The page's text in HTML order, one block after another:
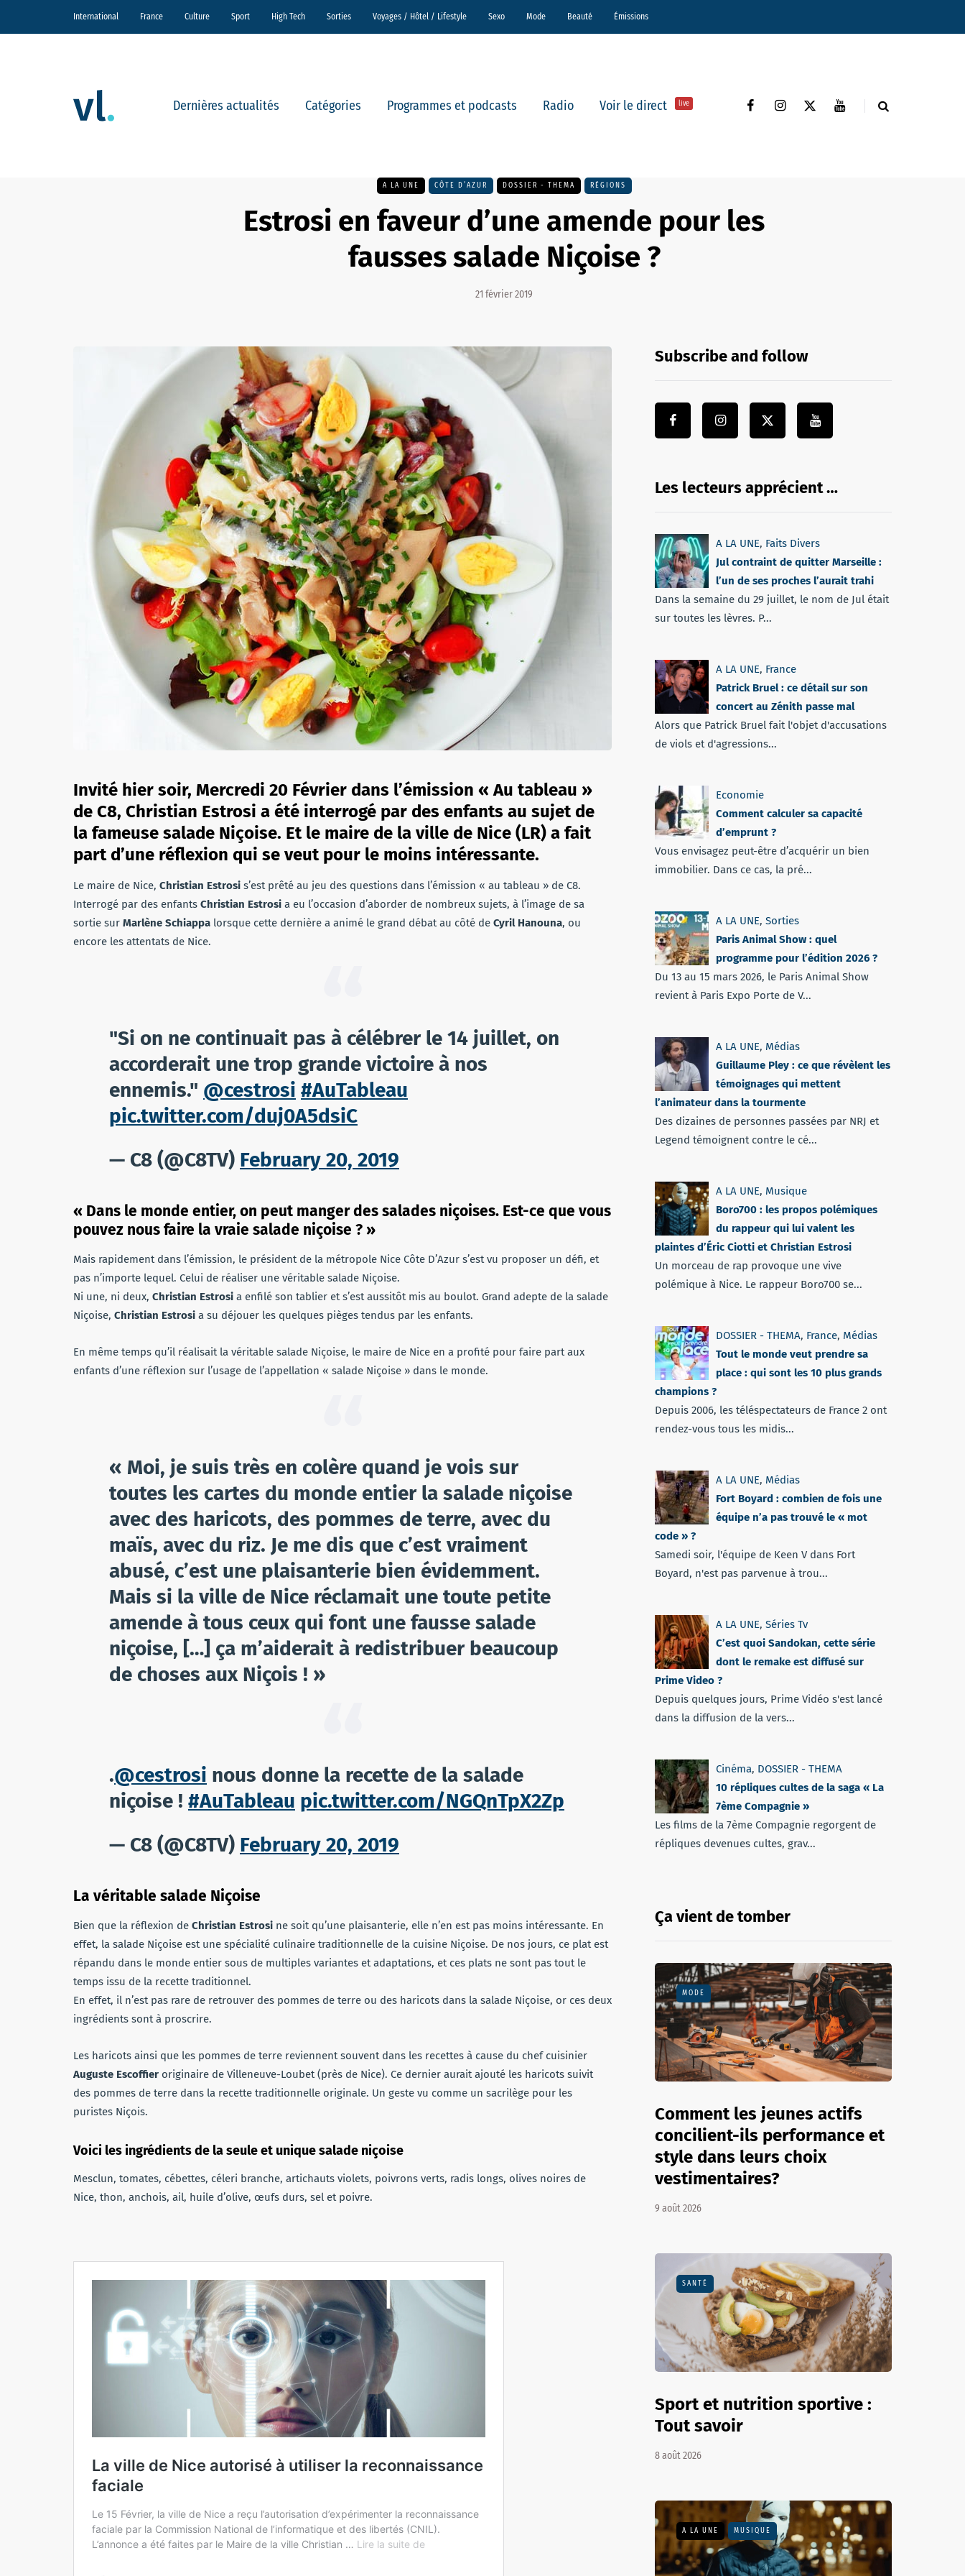
International France Culture Sport High Tech Sorties Voyages / Hôtel / Lifestyle Sexo Mode Beauté Émissions
Dernières actualités Catégories Programmes et podcasts Radio Voir le direct live
A LA UNE CÔTE D’AZUR DOSSIER - THEMA RÉGIONS
Estrosi en faveur d’une amende pour les
fausses salade Niçoise ?
21 février 2019
Invité hier soir, Mercredi 20 Février dans l’émission « Au tableau »
de C8, Christian Estrosi a été interrogé par des enfants au sujet de
la fameuse salade Niçoise. Et le maire de la ville de Nice (LR) a fait
part d’une réflexion qui se veut pour le moins intéressante.
Le maire de Nice, Christian Estrosi s’est prêté au jeu des questions dans l’émission « au tableau » de C8.
Interrogé par des enfants Christian Estrosi a eu l’occasion d’aborder de nombreux sujets, à l’image de sa
sortie sur Marlène Schiappa lorsque cette dernière a animé le grand débat au côté de Cyril Hanouna, ou
encore les attentats de Nice.
"Si on ne continuait pas à célébrer le 14 juillet, on
accorderait une trop grande victoire à nos
ennemis." @cestrosi #AuTableau
pic.twitter.com/duj0A5dsiC
— C8 (@C8TV) February 20, 2019
« Dans le monde entier, on peut manger des salades niçoises. Est-ce que vous
pouvez nous faire la vraie salade niçoise ? »
Mais rapidement dans l’émission, le président de la métropole Nice Côte D’Azur s’est vu proposer un défi, et
pas n’importe lequel. Celui de réaliser une véritable salade Niçoise.
Ni une, ni deux, Christian Estrosi a enfilé son tablier et s’est aussitôt mis au boulot. Grand adepte de la salade
Niçoise, Christian Estrosi a su déjouer les quelques pièges tendus par les enfants.
En même temps qu’il réalisait la véritable salade Niçoise, le maire de Nice en a profité pour faire part aux
enfants d’une réflexion sur l’usage de l’appellation « salade Niçoise » dans le monde.
« Moi, je suis très en colère quand je vois sur
toutes les cartes du monde entier la salade niçoise
avec des haricots, des pommes de terre, avec du
maïs, avec du riz. Je me dis que c’est vraiment
abusé, c’est une plaisanterie bien évidemment.
Mais si la ville de Nice réclamait une toute petite
amende à tous ceux qui font une fausse salade
niçoise, […] ça m’aiderait à redistribuer beaucoup
de choses aux Niçois ! »
.@cestrosi nous donne la recette de la salade
niçoise ! #AuTableau pic.twitter.com/NGQnTpX2Zp
— C8 (@C8TV) February 20, 2019
La véritable salade Niçoise
Bien que la réflexion de Christian Estrosi ne soit qu’une plaisanterie, elle n’en est pas moins intéressante. En
effet, la salade Niçoise est une spécialité culinaire traditionnelle de la cuisine Niçoise. De nos jours, ce plat est
répandu dans le monde entier sous de multiples variantes et adaptations, et ces plats ne sont pas tout le
temps issu de la recette traditionnel.
En effet, il n’est pas rare de retrouver des pommes de terre ou des haricots dans la salade Niçoise, or ces deux
ingrédients sont à proscrire.
Les haricots ainsi que les pommes de terre reviennent souvent dans les recettes à cause du chef cuisinier
Auguste Escoffier originaire de Villeneuve-Loubet (près de Nice). Ce dernier aurait ajouté les haricots suivit
des pommes de terre dans la recette traditionnelle originale. Un geste vu comme un sacrilège pour les
puristes Niçois.
Voici les ingrédients de la seule et unique salade niçoise
Mesclun, tomates, cébettes, céleri branche, artichauts violets, poivrons verts, radis longs, olives noires de
Nice, thon, anchois, ail, huile d’olive, œufs durs, sel et poivre.
Subscribe and follow
Les lecteurs apprécient …
A LA UNE, Faits Divers
Jul contraint de quitter Marseille :
l’un de ses proches l’aurait trahi
Dans la semaine du 29 juillet, le nom de Jul était
sur toutes les lèvres. P...
A LA UNE, France
Patrick Bruel : ce détail sur son
concert au Zénith passe mal
Alors que Patrick Bruel fait l'objet d'accusations
de viols et d'agressions...
Economie
Comment calculer sa capacité
d’emprunt ?
Vous envisagez peut-être d’acquérir un bien
immobilier. Dans ce cas, la pré...
A LA UNE, Sorties
Paris Animal Show : quel
programme pour l’édition 2026 ?
Du 13 au 15 mars 2026, le Paris Animal Show
revient à Paris Expo Porte de V...
A LA UNE, Médias
Guillaume Pley : ce que révèlent les
témoignages qui mettent
l’animateur dans la tourmente
Des dizaines de personnes passées par NRJ et
Legend témoignent contre le cé...
A LA UNE, Musique
Boro700 : les propos polémiques
du rappeur qui lui valent les
plaintes d’Éric Ciotti et Christian Estrosi
Un morceau de rap provoque une vive
polémique à Nice. Le rappeur Boro700 se...
DOSSIER - THEMA, France, Médias
Tout le monde veut prendre sa
place : qui sont les 10 plus grands
champions ?
Depuis 2006, les téléspectateurs de France 2 ont
rendez-vous tous les midis...
A LA UNE, Médias
Fort Boyard : combien de fois une
équipe n’a pas trouvé le « mot
code » ?
Samedi soir, l'équipe de Keen V dans Fort
Boyard, n'est pas parvenue à trou...
A LA UNE, Séries Tv
C’est quoi Sandokan, cette série
dont le remake est diffusé sur
Prime Video ?
Depuis quelques jours, Prime Vidéo s'est lancé
dans la diffusion de la vers...
Cinéma, DOSSIER - THEMA
10 répliques cultes de la saga « La
7ème Compagnie »
Les films de la 7ème Compagnie regorgent de
répliques devenues cultes, grav...
Ça vient de tomber
MODE
Comment les jeunes actifs
concilient-ils performance et
style dans leurs choix
vestimentaires?
9 août 2026
SANTÉ
Sport et nutrition sportive :
Tout savoir
8 août 2026
A LA UNE MUSIQUE